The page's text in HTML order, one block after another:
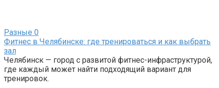
Разные 0
Фитнес в Челябинске: где тренироваться и как выбрать
зал
Челябинск — город с развитой фитнес-инфраструктурой,
где каждый может найти подходящий вариант для
тренировок.